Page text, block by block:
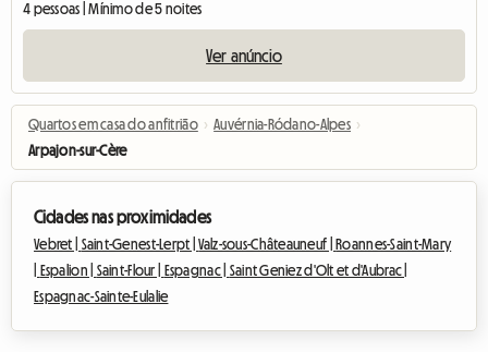
4 pessoas | Mínimo de 5 noites
Ver anúncio
Quartos em casa do anfitrião › Auvérnia-Ródano-Alpes ›
Arpajon-sur-Cère
Cidades nas proximidades
Vebret | Saint-Genest-Lerpt |Valz-sous-Châteauneuf |
Roannes-Saint-Mary
Espalion | Saint-Flour | Espagnac | Saint Geniez d'Olt et d'Aubrac |
Espagnac-Sainte-Eulalie